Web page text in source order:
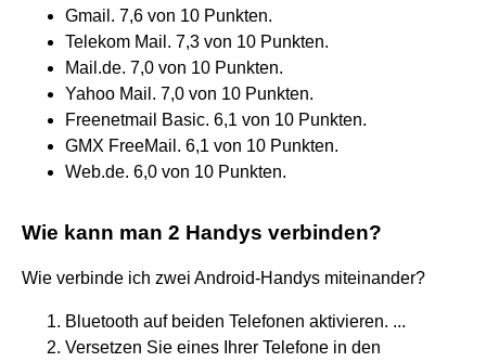
Gmail. 7,6 von 10 Punkten.
Telekom Mail. 7,3 von 10 Punkten.
Mail.de. 7,0 von 10 Punkten.
Yahoo Mail. 7,0 von 10 Punkten.
Freenetmail Basic. 6,1 von 10 Punkten.
GMX FreeMail. 6,1 von 10 Punkten.
Web.de. 6,0 von 10 Punkten.
Wie kann man 2 Handys verbinden?
Wie verbinde ich zwei Android-Handys miteinander?
Bluetooth auf beiden Telefonen aktivieren. ...
Versetzen Sie eines Ihrer Telefone in den